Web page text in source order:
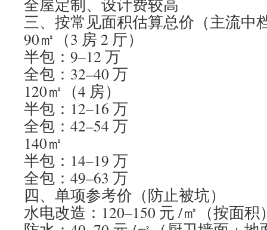
全屋定制、设计费较高
三、按常见面积估算总价（主流中
90㎡（3 房 2 厅）
半包：9–12 万
全包：32–40 万
120㎡（4 房）
半包：12–16 万
全包：42–54 万
140㎡
半包：14–19 万
全包：49–63 万
四、单项参考价（防止被坑）
水电改造：120–150 元 /㎡（按面积